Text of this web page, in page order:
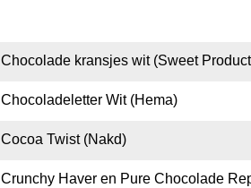
Chocolade kransjes wit (Sweet
Chocoladeletter Wit (Hema)
Cocoa Twist (Nakd)
Crunchy Haver en Pure Chocolade